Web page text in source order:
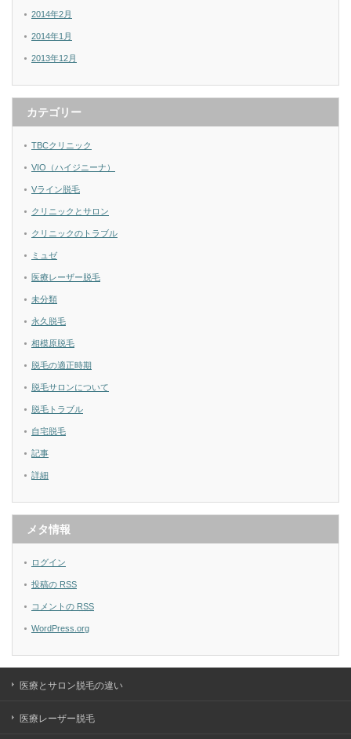
2014年2月
2014年1月
2013年12月
カテゴリー
TBCクリニック
VIO（ハイジニーナ）
Vライン脱毛
クリニックとサロン
クリニックのトラブル
ミュゼ
医療レーザー脱毛
未分類
永久脱毛
相模原脱毛
脱毛の適正時期
脱毛サロンについて
脱毛トラブル
自宅脱毛
記事
詳細
メタ情報
ログイン
投稿の RSS
コメントの RSS
WordPress.org
医療とサロン脱毛の違い
医療レーザー脱毛